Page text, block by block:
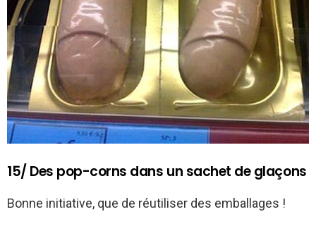
15/ Des pop-corns dans un sachet de glaçons
Bonne initiative, que de réutiliser des emballages !